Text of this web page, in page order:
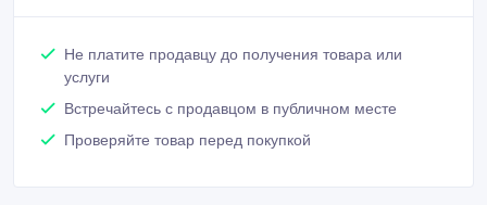
Не платите продавцу до получения товара или
услуги
Встречайтесь с продавцом в публичном месте
Проверяйте товар перед покупкой